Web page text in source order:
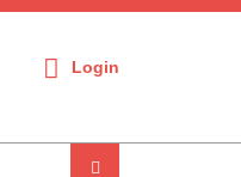
Login